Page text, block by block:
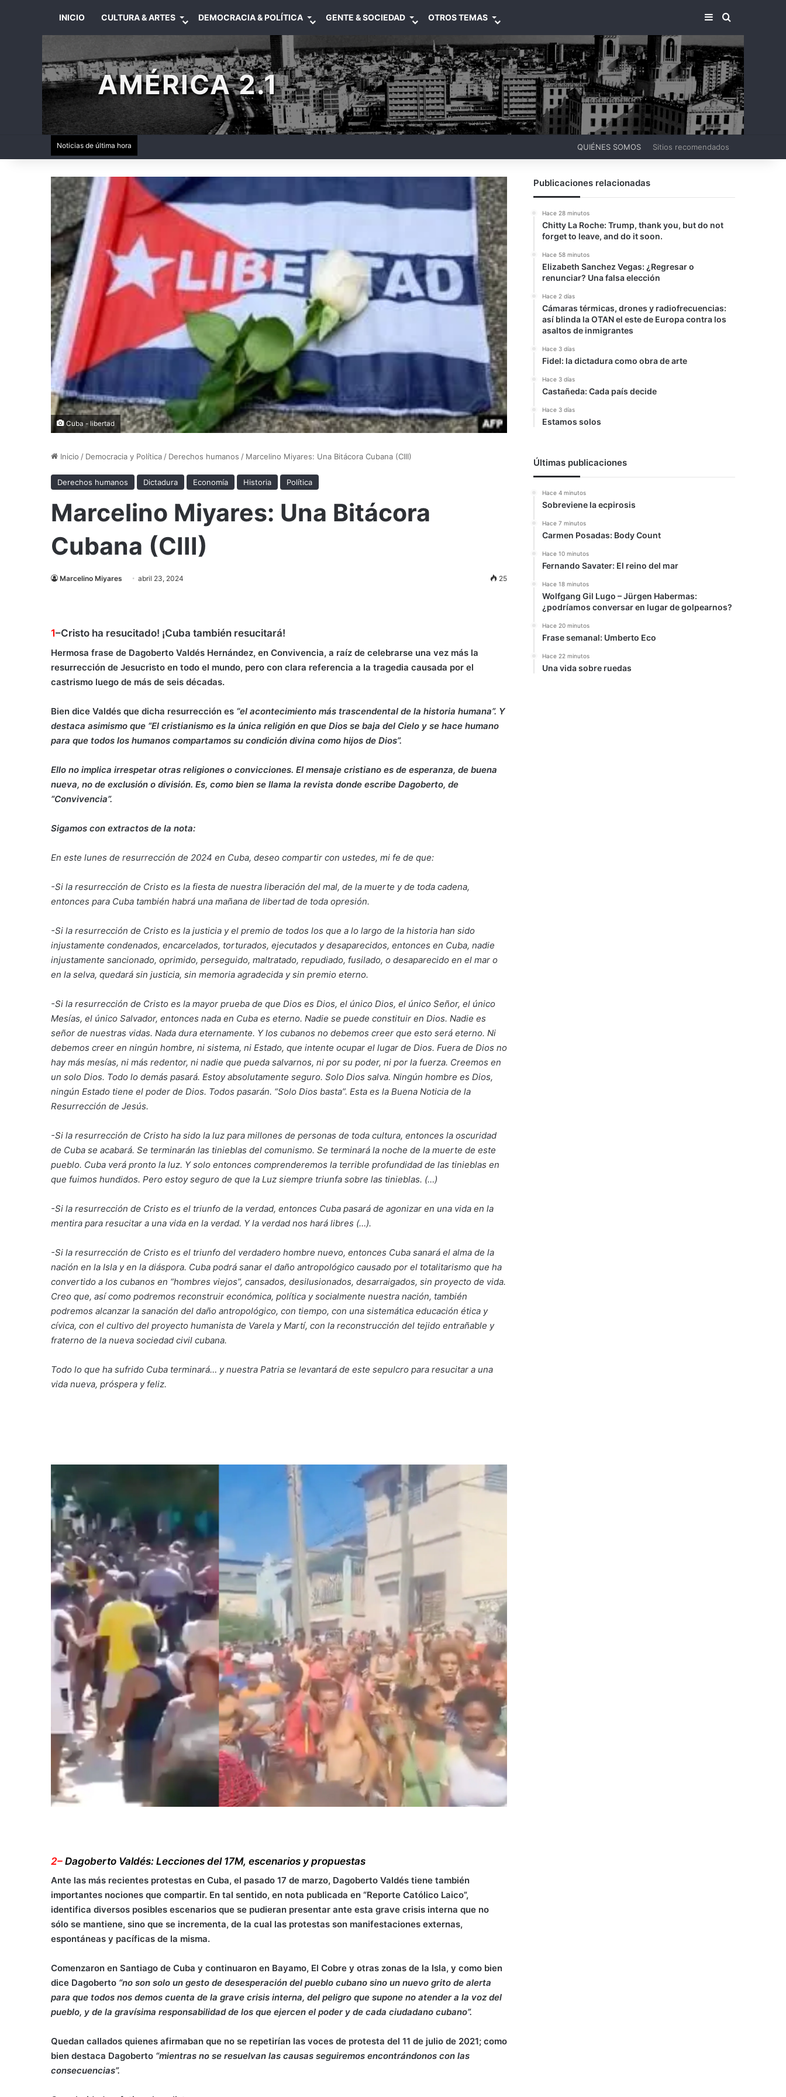
INICIO CULTURA & ARTES DEMOCRACIA & POLÍTICA GENTE & SOCIEDAD OTROS TEMAS BARRA LATERAL
BUSCAR
AMÉRICA 2.1
Noticias de última hora QUIÉNES SOMOS Sitios recomendados
Cuba - libertad
Inicio / Democracia y Política/ Derechos humanos / Marcelino Miyares: Una Bitácora Cubana (CIII)
Derechos humanos Dictadura Economía Historia Política
Marcelino Miyares: Una Bitácora
Cubana (CIII)
Marcelino Miyares abril 23, 2024 25
1–Cristo ha resucitado! ¡Cuba también resucitará!
Hermosa frase de Dagoberto Valdés Hernández, en Convivencia, a raíz de celebrarse una vez más la
resurrección de Jesucristo en todo el mundo, pero con clara referencia a la tragedia causada por el
castrismo luego de más de seis décadas.
Bien dice Valdés que dicha resurrección es “el acontecimiento más trascendental de la historia humana”. Y
destaca asimismo que “El cristianismo es la única religión en que Dios se baja del Cielo y se hace humano
para que todos los humanos compartamos su condición divina como hijos de Dios”.
Ello no implica irrespetar otras religiones o convicciones. El mensaje cristiano es de esperanza, de buena
nueva, no de exclusión o división. Es, como bien se llama la revista donde escribe Dagoberto, de
“Convivencia”.
Sigamos con extractos de la nota:
En este lunes de resurrección de 2024 en Cuba, deseo compartir con ustedes, mi fe de que:
-Si la resurrección de Cristo es la fiesta de nuestra liberación del mal, de la muerte y de toda cadena,
entonces para Cuba también habrá una mañana de libertad de toda opresión.
-Si la resurrección de Cristo es la justicia y el premio de todos los que a lo largo de la historia han sido
injustamente condenados, encarcelados, torturados, ejecutados y desaparecidos, entonces en Cuba, nadie
injustamente sancionado, oprimido, perseguido, maltratado, repudiado, fusilado, o desaparecido en el mar o
en la selva, quedará sin justicia, sin memoria agradecida y sin premio eterno.
-Si la resurrección de Cristo es la mayor prueba de que Dios es Dios, el único Dios, el único Señor, el único
Mesías, el único Salvador, entonces nada en Cuba es eterno. Nadie se puede constituir en Dios. Nadie es
señor de nuestras vidas. Nada dura eternamente. Y los cubanos no debemos creer que esto será eterno. Ni
debemos creer en ningún hombre, ni sistema, ni Estado, que intente ocupar el lugar de Dios. Fuera de Dios no
hay más mesías, ni más redentor, ni nadie que pueda salvarnos, ni por su poder, ni por la fuerza. Creemos en
un solo Dios. Todo lo demás pasará. Estoy absolutamente seguro. Solo Dios salva. Ningún hombre es Dios,
ningún Estado tiene el poder de Dios. Todos pasarán. “Solo Dios basta”. Esta es la Buena Noticia de la
Resurrección de Jesús.
-Si la resurrección de Cristo ha sido la luz para millones de personas de toda cultura, entonces la oscuridad
de Cuba se acabará. Se terminarán las tinieblas del comunismo. Se terminará la noche de la muerte de este
pueblo. Cuba verá pronto la luz. Y solo entonces comprenderemos la terrible profundidad de las tinieblas en
que fuimos hundidos. Pero estoy seguro de que la Luz siempre triunfa sobre las tinieblas. (…)
-Si la resurrección de Cristo es el triunfo de la verdad, entonces Cuba pasará de agonizar en una vida en la
mentira para resucitar a una vida en la verdad. Y la verdad nos hará libres (…).
-Si la resurrección de Cristo es el triunfo del verdadero hombre nuevo, entonces Cuba sanará el alma de la
nación en la Isla y en la diáspora. Cuba podrá sanar el daño antropológico causado por el totalitarismo que ha
convertido a los cubanos en “hombres viejos”, cansados, desilusionados, desarraigados, sin proyecto de vida.
Creo que, así como podremos reconstruir económica, política y socialmente nuestra nación, también
podremos alcanzar la sanación del daño antropológico, con tiempo, con una sistemática educación ética y
cívica, con el cultivo del proyecto humanista de Varela y Martí, con la reconstrucción del tejido entrañable y
fraterno de la nueva sociedad civil cubana.
Todo lo que ha sufrido Cuba terminará… y nuestra Patria se levantará de este sepulcro para resucitar a una
vida nueva, próspera y feliz.
2– Dagoberto Valdés: Lecciones del 17M, escenarios y propuestas
Ante las más recientes protestas en Cuba, el pasado 17 de marzo, Dagoberto Valdés tiene también
importantes nociones que compartir. En tal sentido, en nota publicada en “Reporte Católico Laico”,
identifica diversos posibles escenarios que se pudieran presentar ante esta grave crisis interna que no
sólo se mantiene, sino que se incrementa, de la cual las protestas son manifestaciones externas,
espontáneas y pacíficas de la misma.
Comenzaron en Santiago de Cuba y continuaron en Bayamo, El Cobre y otras zonas de la Isla, y como bien
dice Dagoberto “no son solo un gesto de desesperación del pueblo cubano sino un nuevo grito de alerta
para que todos nos demos cuenta de la grave crisis interna, del peligro que supone no atender a la voz del
pueblo, y de la gravísima responsabilidad de los que ejercen el poder y de cada ciudadano cubano”.
Quedan callados quienes afirmaban que no se repetirían las voces de protesta del 11 de julio de 2021; como
bien destaca Dagoberto “mientras no se resuelvan las causas seguiremos encontrándonos con las
consecuencias”.
Publicaciones relacionadas
Hace 28 minutos
Chitty La Roche: Trump, thank you, but do not
forget to leave, and do it soon.
Hace 58 minutos
Elizabeth Sanchez Vegas: ¿Regresar o
renunciar? Una falsa elección
Hace 2 días
Cámaras térmicas, drones y radiofrecuencias:
así blinda la OTAN el este de Europa contra los
asaltos de inmigrantes
Hace 3 días
Fidel: la dictadura como obra de arte
Hace 3 días
Castañeda: Cada país decide
Hace 3 días
Estamos solos
Últimas publicaciones
Hace 4 minutos
Sobreviene la ecpirosis
Hace 7 minutos
Carmen Posadas: Body Count
Hace 10 minutos
Fernando Savater: El reino del mar
Hace 18 minutos
Wolfgang Gil Lugo – Jürgen Habermas:
¿podríamos conversar en lugar de golpearnos?
Hace 20 minutos
Frase semanal: Umberto Eco
Hace 22 minutos
Una vida sobre ruedas